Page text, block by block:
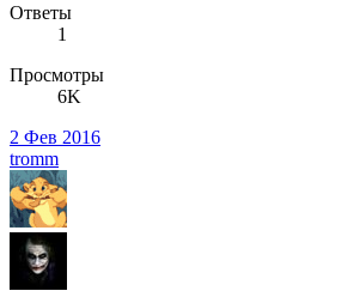
Ответы
1
Просмотры
6K
2 Фев 2016
tromm